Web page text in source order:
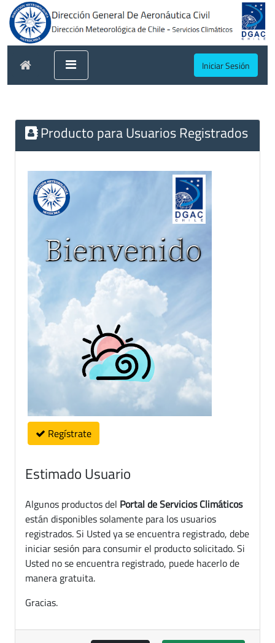
Iniciar Sesión
Producto para Usuarios Registrados
Regístrate
Estimado Usuario
Algunos productos del Portal de Servicios Climáticos
están disponibles solamente para los usuarios
registrados. Si Usted ya se encuentra registrado, debe
iniciar sesión para consumir el producto solicitado. Si
Usted no se encuentra registrado, puede hacerlo de
manera gratuita.
Gracias.